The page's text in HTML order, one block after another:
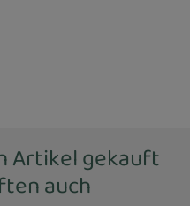
Artikel gekauft
auch